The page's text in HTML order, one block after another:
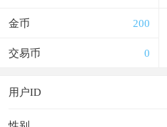
200
金币
0
交易币
用户ID